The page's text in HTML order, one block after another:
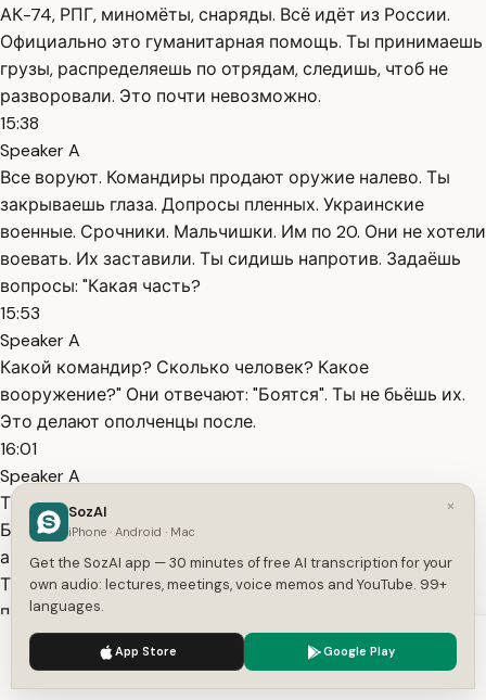
АК-74, РПГ, миномёты, снаряды. Всё идёт из России.
Официально это гуманитарная помощь. Ты принимаешь
грузы, распределяешь по отрядам, следишь, чтоб не
разворовали. Это почти невозможно.
15:38
Speaker A
Все воруют. Командиры продают оружие налево. Ты
закрываешь глаза. Допросы пленных. Украинские
военные. Срочники. Мальчишки. Им по 20. Они не хотели
воевать. Их заставили. Ты сидишь напротив. Задаёшь
вопросы: "Какая часть?
15:53
Speaker A
Какой командир? Сколько человек? Какое
вооружение?" Они отвечают: "Боятся". Ты не бьёшь их.
Это делают ополченцы после.
16:01
Speaker A
Ты просто достаёшь информацию. Это твоя работа.
Бои, ты не на передовой, но рядом. Ты слышишь
артиллерию каждый день. Видишь раненых, убитых.
Трупы лежат на улицах, никто не убирает, смердит. Ты
привыкаешь к запаху. Это страшнее всего. Ты видишь
мирных.
16:18
Speaker A
We use cookies to enhance your experience.
×
SozAI
iPhone · Android · Mac
Get the SozAI app — 30 minutes of free AI transcription for your
own audio: lectures, meetings, voice memos and YouTube. 99+
languages.
App Store Google Play